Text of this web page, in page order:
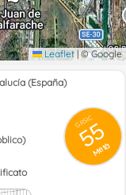
Leaflet |© Google
GRSIC
55
Metà
(España)